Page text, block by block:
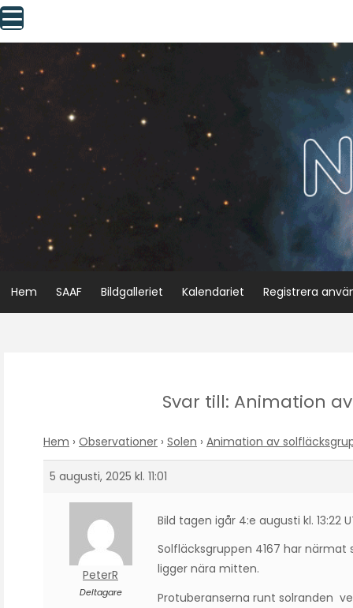
Skip
to
content
Hem SAAF Bildgalleriet Kalendariet Registrera
Svar till: Animation
Hem › Observationer › Solen › Animation av
5 augusti, 2025 kl. 11:01
PeterR
Deltagare
Bild tagen igår 4:e augusti kl. 13:22
Solfläcksgruppen 4167 har
ligger nära mitten.
Protuberanserna runt solranden